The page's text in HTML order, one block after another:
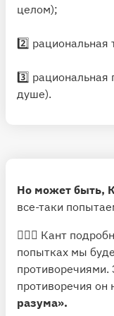
целом);
2️⃣ рациональная
3️⃣ рациональная
душе).
Но может быть,
все-таки
🙅🏻‍♂️ Кант
попытках мы
противоречия он
разума».